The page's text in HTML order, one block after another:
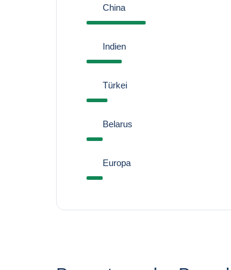
China
Indien
Türkei
Belarus
Europa